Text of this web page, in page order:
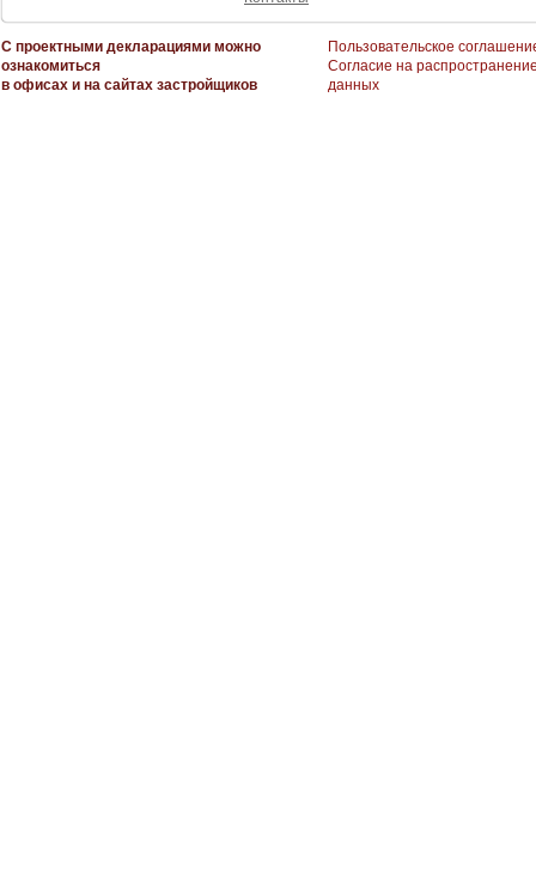
С проектными декларациями можно
ознакомиться
в офисах и на сайтах застройщиков
Пользовательское
Согласие на
данных